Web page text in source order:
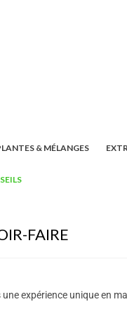
& MÉLANGES
FAIRE
une expérience unique en